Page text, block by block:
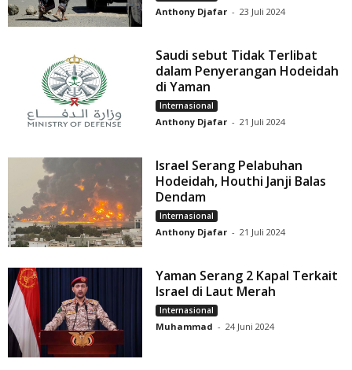
Anthony Djafar - 23 Juli 2024
Saudi sebut Tidak Terlibat
dalam Penyerangan Hodeidah
di Yaman
Internasional
Anthony Djafar - 21 Juli 2024
Israel Serang Pelabuhan
Hodeidah, Houthi Janji Balas
Dendam
Internasional
Anthony Djafar - 21 Juli 2024
Yaman Serang 2 Kapal Terkait
Israel di Laut Merah
Internasional
Muhammad - 24 Juni 2024